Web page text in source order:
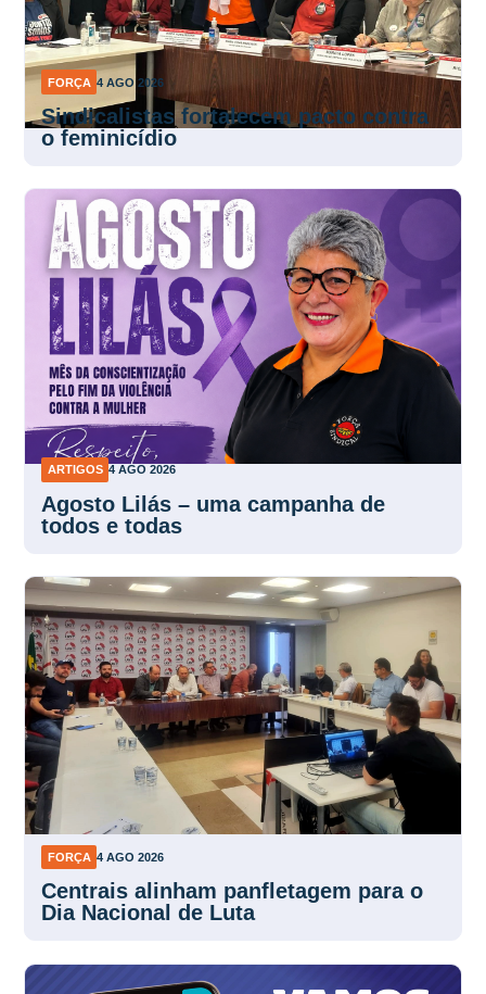
FORÇA 4 AGO 2026
Sindicalistas fortalecem pacto contra
o feminicídio
ARTIGOS 4 AGO 2026
Agosto Lilás – uma campanha de
todos e todas
FORÇA 4 AGO 2026
Centrais alinham panfletagem para o
Dia Nacional de Luta